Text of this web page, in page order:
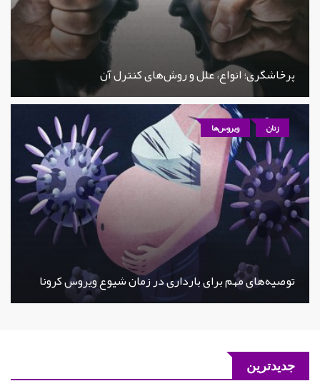
پرخاشگری؛ انواع، علل و روش‌های کنترل آن
زنان ویروس‌ها
توصیه‌های مهم برای بارداری در زمان شیوع ویروس کرونا
جدیدترین